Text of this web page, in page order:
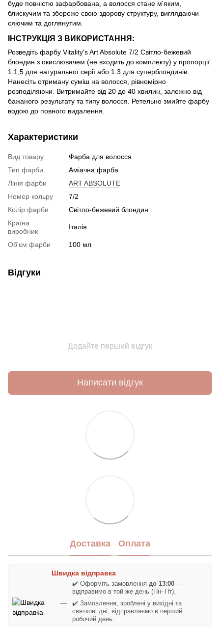
буде повністю зафарбована, а волосся стане м'яким,
блискучим та збереже свою здорову структуру, виглядаючи
сяючим та доглянутим.
ІНСТРУКЦІЯ З ВИКОРИСТАННЯ:
Розведіть фарбу Vitality's Art Absolute 7/2 Світло-бежевий
блондин з окислювачем (не входить до комплекту) у пропорції
1:1,5 для натуральної серії або 1:3 для суперблондинів.
Нанесіть отриману суміш на волосся, рівномірно
розподіляючи. Витримайте від 20 до 40 хвилин, залежно від
бажаного результату та типу волосся. Ретельно змийте фарбу
водою до повного видалення.
Характеристики
Вид товару
Фарба для волосся
Тип фарби
Аміачна фарба
Лінія фарби
ART ABSOLUTE
Номер кольру
7/2
Колір фарби
Світло-бежевий блондин
Країна
виробник
Італія
Об'єм фарби 100 мл
Відгуки
Додайте перший відгук
Написати відгук
Доставка Оплата
Швидка відправка
✔️ Оформіть замовлення до 13:00 —
відправимо в той же день (Пн–Пт).
✔️ Замовлення, зроблені у вихідні та
святкові дні, відправляємо в перший
робочий день.